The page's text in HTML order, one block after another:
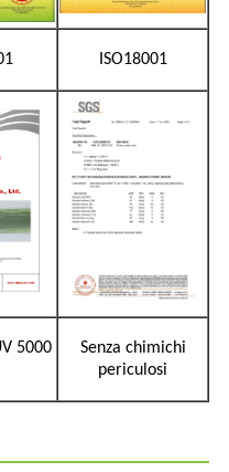
ISO18001
5000
Senza chimichi
periculosi